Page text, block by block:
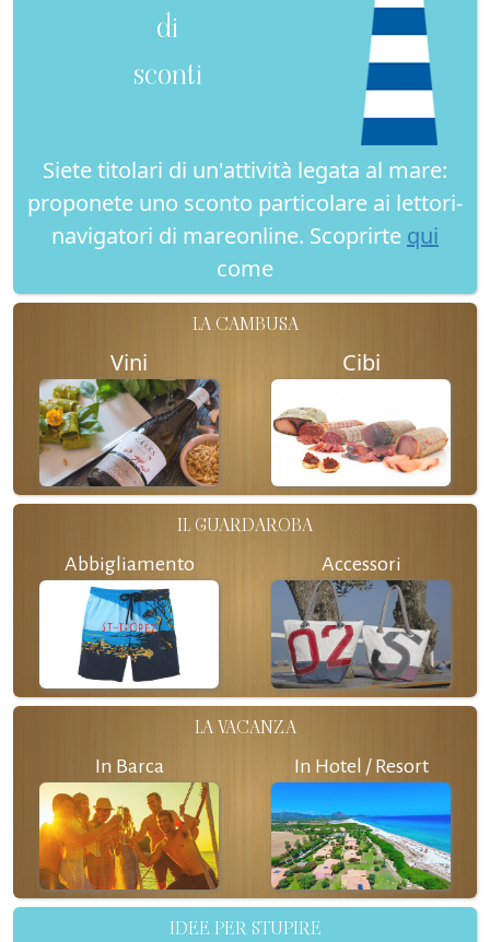
di
sconti
Siete titolari di un'attività legata al mare:
proponete uno sconto particolare ai lettori-
navigatori di mareonline. Scoprirte qui
come
LA CAMBUSA
Vini Cibi
IL GUARDAROBA
Abbigliamento Accessori
LA VACANZA
In Barca In Hotel / Resort
IDEE PER STUPIRE